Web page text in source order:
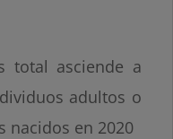
total asciende a
adultos o
nacidos en 2020